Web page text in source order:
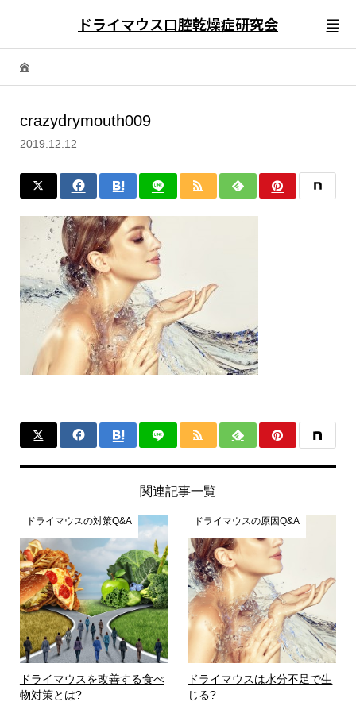
ドライマウス口腔乾燥症研究会
crazydrymouth009
2019.12.12
関連記事一覧
ドライマウスの対策Q&A
ドライマウスを改善する食べ
物対策とは?
ドライマウスの原因Q&A
ドライマウスは水分不足で生
じる?